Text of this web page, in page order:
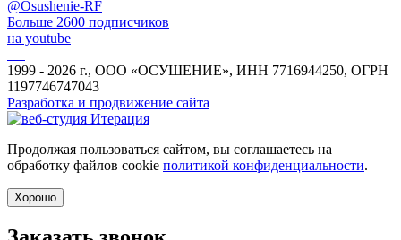
@Osushenie-RF
Больше 2600 подписчиков
на youtube
1999 - 2026 г., ООО «ОСУШЕНИЕ», ИНН 7716944250, ОГРН
1197746747043
Разработка и продвижение сайта
Продолжая пользоваться сайтом, вы соглашаетесь на
обработку файлов cookie политикой конфиденциальности.
Хорошо